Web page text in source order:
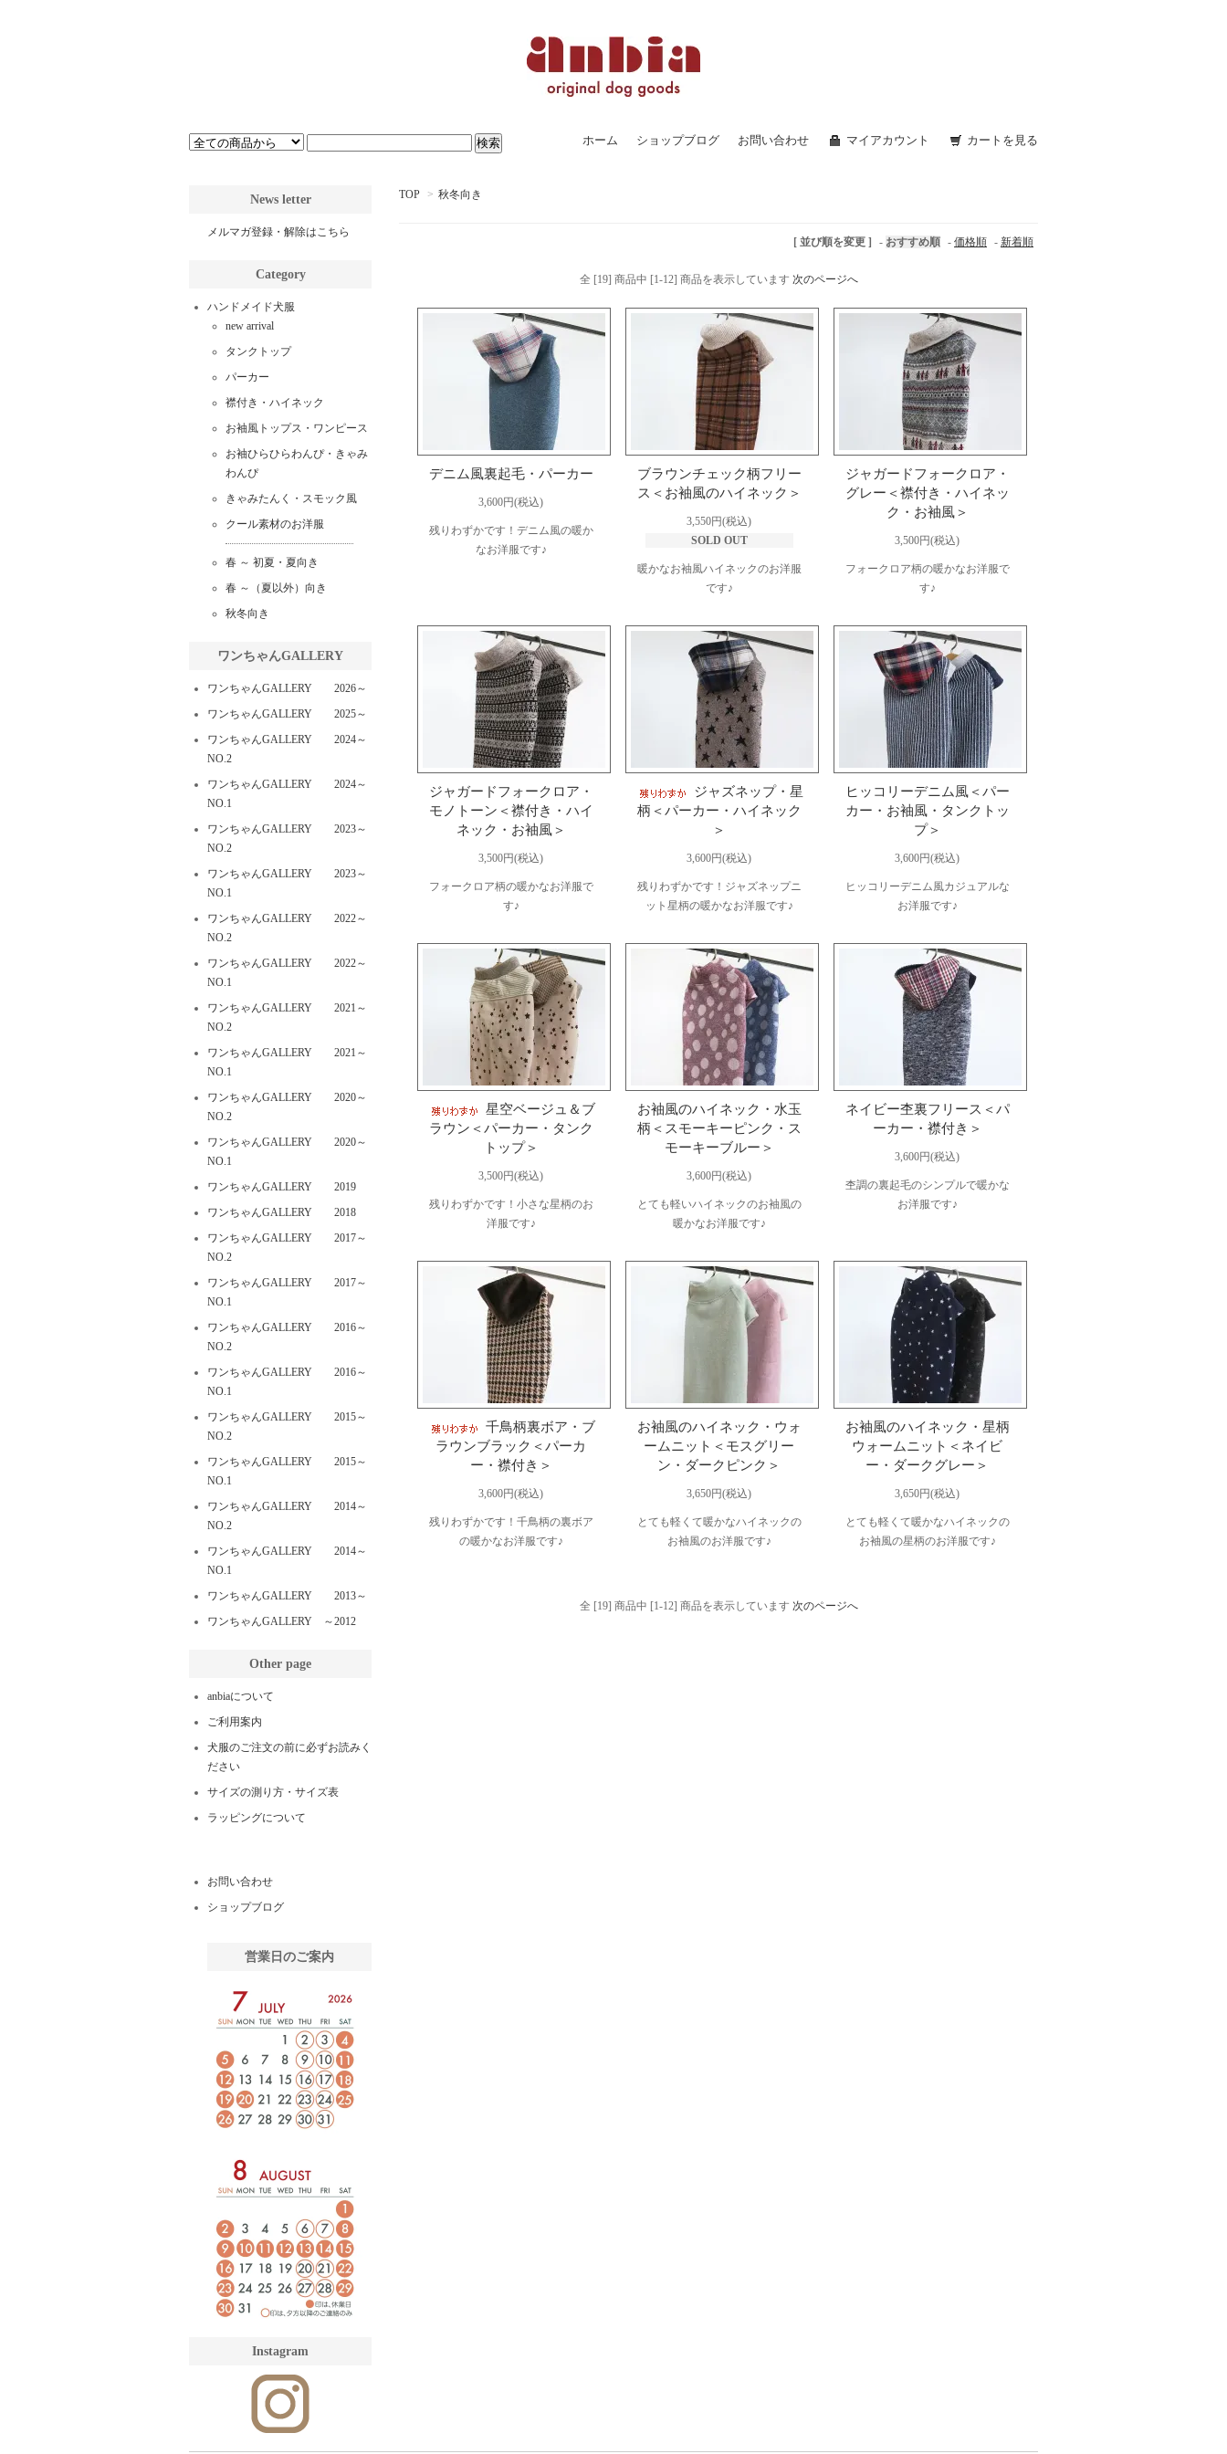
ホーム ショップブログ お問い合わせ マイアカウント カートを見る
TOP > 秋冬向き
[ 並び順を変更 ] - おすすめ順 - 価格順 - 新着順
全 [19] 商品中 [1-12] 商品を表示しています 次のページへ
デニム風裏起毛・パーカー
3,600円(税込)
残りわずかです！デニム風の暖か
なお洋服です♪
ブラウンチェック柄フリー
ス＜お袖風のハイネック＞
3,550円(税込)
SOLD OUT
暖かなお袖風ハイネックのお洋服
です♪
ジャガードフォークロア・
グレー＜襟付き・ハイネッ
ク・お袖風＞
3,500円(税込)
フォークロア柄の暖かなお洋服で
す♪
ジャガードフォークロア・
モノトーン＜襟付き・ハイ
ネック・お袖風＞
3,500円(税込)
フォークロア柄の暖かなお洋服で
す♪
ジャズネップ・星
柄＜パーカー・ハイネック
＞
3,600円(税込)
残りわずかです！ジャズネップニ
ット星柄の暖かなお洋服です♪
ヒッコリーデニム風＜パー
カー・お袖風・タンクトッ
プ＞
3,600円(税込)
ヒッコリーデニム風カジュアルな
お洋服です♪
星空ベージュ＆ブ
ラウン＜パーカー・タンク
トップ＞
3,500円(税込)
残りわずかです！小さな星柄のお
洋服です♪
お袖風のハイネック・水玉
柄＜スモーキーピンク・ス
モーキーブルー＞
3,600円(税込)
とても軽いハイネックのお袖風の
暖かなお洋服です♪
ネイビー杢裏フリース＜パ
ーカー・襟付き＞
3,600円(税込)
杢調の裏起毛のシンプルで暖かな
お洋服です♪
千鳥柄裏ボア・ブ
ラウンブラック＜パーカ
ー・襟付き＞
3,600円(税込)
残りわずかです！千鳥柄の裏ボア
の暖かなお洋服です♪
お袖風のハイネック・ウォ
ームニット＜モスグリー
ン・ダークピンク＞
3,650円(税込)
とても軽くて暖かなハイネックの
お袖風のお洋服です♪
お袖風のハイネック・星柄
ウォームニット＜ネイビ
ー・ダークグレー＞
3,650円(税込)
とても軽くて暖かなハイネックの
お袖風の星柄のお洋服です♪
全 [19] 商品中 [1-12] 商品を表示しています 次のページへ
News letter
メルマガ登録・解除はこちら
Category
ハンドメイド犬服
new arrival
タンクトップ
パーカー
襟付き・ハイネック
お袖風トップス・ワンピース
お袖ひらひらわんぴ・きゃみ
わんぴ
きゃみたんく・スモック風
クール素材のお洋服
春 ～ 初夏・夏向き
春 ～（夏以外）向き
秋冬向き
ワンちゃんGALLERY
ワンちゃんGALLERY 2026～
ワンちゃんGALLERY 2025～
ワンちゃんGALLERY 2024～
NO.2
ワンちゃんGALLERY 2024～
NO.1
ワンちゃんGALLERY 2023～
NO.2
ワンちゃんGALLERY 2023～
NO.1
ワンちゃんGALLERY 2022～
NO.2
ワンちゃんGALLERY 2022～
NO.1
ワンちゃんGALLERY 2021～
NO.2
ワンちゃんGALLERY 2021～
NO.1
ワンちゃんGALLERY 2020～
NO.2
ワンちゃんGALLERY 2020～
NO.1
ワンちゃんGALLERY 2019
ワンちゃんGALLERY 2018
ワンちゃんGALLERY 2017～
NO.2
ワンちゃんGALLERY 2017～
NO.1
ワンちゃんGALLERY 2016～
NO.2
ワンちゃんGALLERY 2016～
NO.1
ワンちゃんGALLERY 2015～
NO.2
ワンちゃんGALLERY 2015～
NO.1
ワンちゃんGALLERY 2014～
NO.2
ワンちゃんGALLERY 2014～
NO.1
ワンちゃんGALLERY 2013～
ワンちゃんGALLERY ～2012
Other page
anbiaについて
ご利用案内
犬服のご注文の前に必ずお読みく
ださい
サイズの測り方・サイズ表
ラッピングについて
お問い合わせ
ショップブログ
営業日のご案内
Instagram